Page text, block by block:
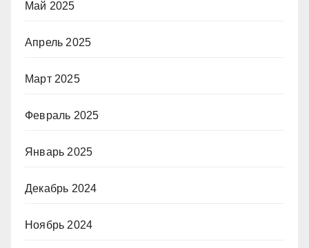
Май 2025
Апрель 2025
Март 2025
Февраль 2025
Январь 2025
Декабрь 2024
Ноябрь 2024